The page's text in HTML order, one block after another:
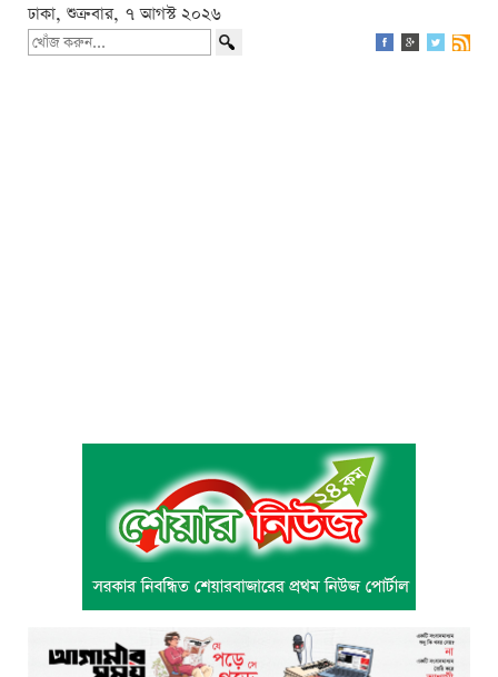
ঢাকা, শুক্রবার, ৭ আগস্ট ২০২৬